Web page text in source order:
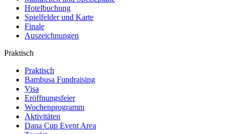
Hotelbuchung
Spielfelder und Karte
Finale
Auszeichnungen
Praktisch
Praktisch
Bambusa Fundraising
Visa
Eröffnungsfeier
Wochenprogramm
Aktivitäten
Dana Cup Event Area